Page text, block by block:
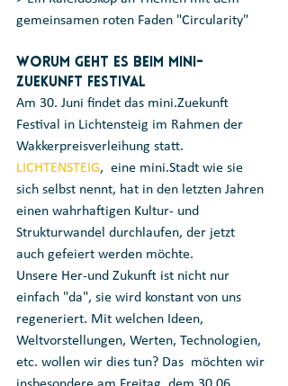
gemeinsamen roten Faden "Circularity"
Worum geht es beim Mini-
Zuekunft Festival
Am 30. Juni findet das mini.Zuekunft
Festival in Lichtensteig im Rahmen der
Wakkerpreisverleihung statt.
LICHTENSTEIG,  eine mini.Stadt wie sie
sich selbst nennt, hat in den letzten Jahren
einen wahrhaftigen Kultur- und
Strukturwandel durchlaufen, der jetzt
auch gefeiert werden möchte.
Unsere Her-und Zukunft ist nicht nur
einfach "da", sie wird konstant von uns
regeneriert. Mit welchen Ideen,
Weltvorstellungen, Werten, Technologien,
etc. wollen wir dies tun? Das  möchten wir